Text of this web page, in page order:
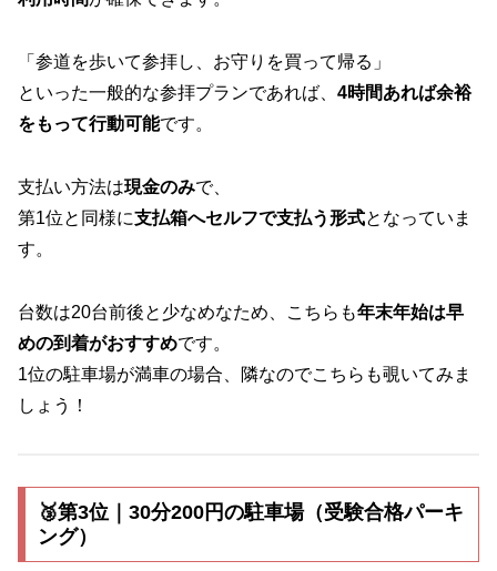
「参道を歩いて参拝し、お守りを買って帰る」
といった一般的な参拝プランであれば、 4時間あれば余裕
をもって行動可能です。
支払い方法は現金のみで、
第1位と同様に支払箱へセルフで支払う形式となっていま
す。
台数は20台前後と少なめなため、こちらも年末年始は早
めの到着がおすすめです。
1位の駐車場が満車の場合、隣なのでこちらも覗いてみま
しょう！
🥉第3位｜30分200円の駐車場（受験合格パーキ
ング）